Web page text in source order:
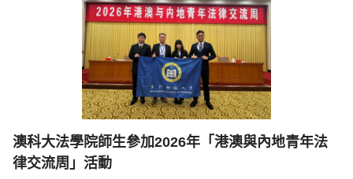
澳科大法學院師生參加2026年「港澳與內地青年法
律交流周」活動